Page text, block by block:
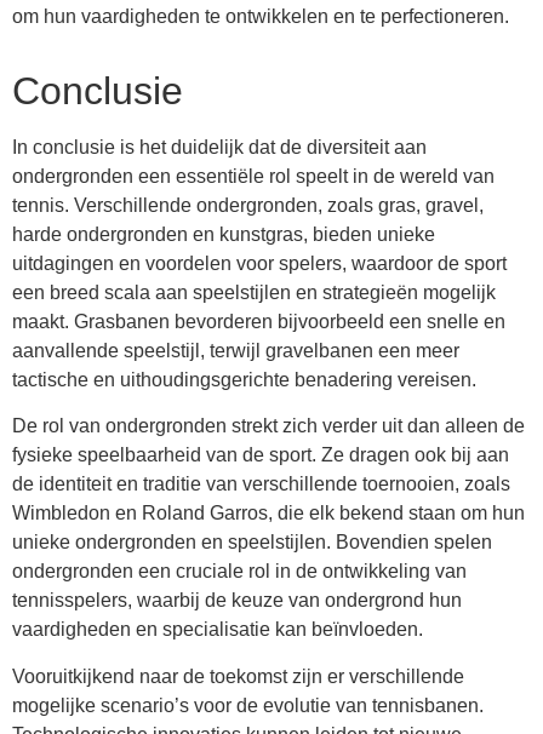
om hun vaardigheden te ontwikkelen en te perfectioneren.
Conclusie
In conclusie is het duidelijk dat de diversiteit aan
ondergronden een essentiële rol speelt in de wereld van
tennis. Verschillende ondergronden, zoals gras, gravel,
harde ondergronden en kunstgras, bieden unieke
uitdagingen en voordelen voor spelers, waardoor de sport
een breed scala aan speelstijlen en strategieën mogelijk
maakt. Grasbanen bevorderen bijvoorbeeld een snelle en
aanvallende speelstijl, terwijl gravelbanen een meer
tactische en uithoudingsgerichte benadering vereisen.
De rol van ondergronden strekt zich verder uit dan alleen de
fysieke speelbaarheid van de sport. Ze dragen ook bij aan
de identiteit en traditie van verschillende toernooien, zoals
Wimbledon en Roland Garros, die elk bekend staan om hun
unieke ondergronden en speelstijlen. Bovendien spelen
ondergronden een cruciale rol in de ontwikkeling van
tennisspelers, waarbij de keuze van ondergrond hun
vaardigheden en specialisatie kan beïnvloeden.
Vooruitkijkend naar de toekomst zijn er verschillende
mogelijke scenario’s voor de evolutie van tennisbanen.